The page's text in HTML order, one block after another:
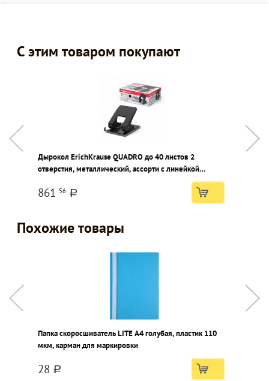
С этим товаром покупают
Дырокол ErichKrause QUADRO до 40 листов 2
отверстия, металлический, ассорти с линейкой
861 56 a
Похожие товары
Папка скоросшиватель LITE А4 голубая, пластик 110
мкм, карман для маркировки
28 a